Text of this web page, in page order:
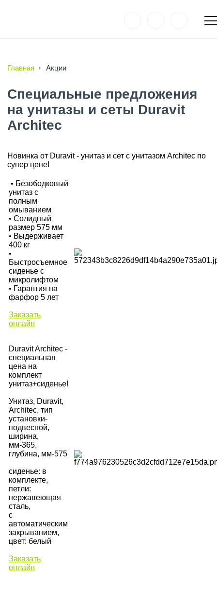
Главная Акции
Специальные предложения
на унитазы и сеты Duravit
Architec
Новинка от Duravit - унитаз и сет с унитазом Architec по
супер цене!
• Безободковый
унитаз с
полным
омыванием
• Солидный
размер 575 мм
• Выдерживает
400 кг
•
Быстросъемное
сиденье с
микролифтом
• Гарантия на
фарфор 5 лет
Заказать
онлайн
Duravit Architec -
специальная
цена на
комплект
унитаз+сиденье!
Унитаз, Duravit,
Architec, тип
установки-
подвесной,
ширина,
мм-365,
глубина, мм-575
сиденье: в
комплекте,
петли:
нержавеющая
сталь,
с
автоматическим
закрыванием,
цвет: белый
Заказать
онлайн